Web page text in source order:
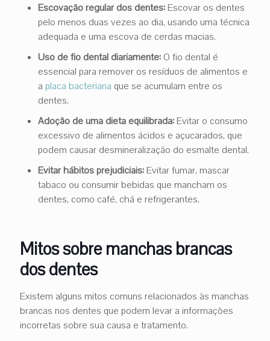
Escovação regular dos dentes:Escovar os dentes
pelo menos duas vezes ao dia, usando uma técnica
adequada e uma escova de cerdas macias.
Uso de fio dental diariamente: O fio dental é
essencial para remover os resíduos de alimentos e
a placa bacteriana que se acumulam entre os
dentes.
Adoção de uma dieta equilibrada:Evitar o consumo
excessivo de alimentos ácidos e açucarados, que
podem causar desmineralização do esmalte dental.
Evitar hábitos prejudiciais:Evitar fumar, mascar
tabaco ou consumir bebidas que mancham os
dentes, como café, chá e refrigerantes.
Mitos sobre manchas brancas
dos dentes
Existem alguns mitos comuns relacionados às manchas
brancas nos dentes que podem levar a informações
incorretas sobre sua causa e tratamento.